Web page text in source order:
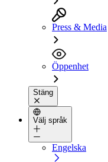
Press & Media
Öppenhet
Stäng
Välj språk
Engelska